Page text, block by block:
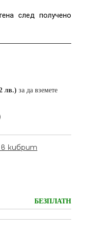
след получено
лв.) за да вземете
кибрит
БЕЗПЛАТНО